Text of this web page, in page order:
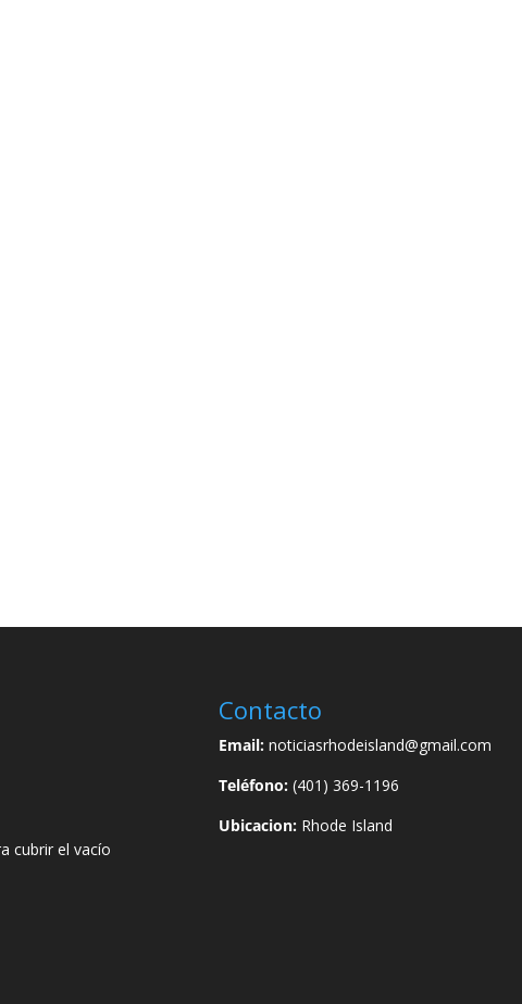
cubrir el vacío
Contacto
Email:noticiasrhodeisland@gmail.com
Teléfono:(401) 369-1196
Ubicacion:Rhode Island